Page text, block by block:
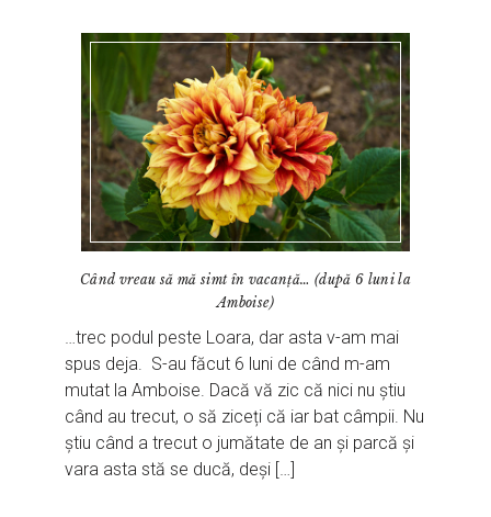
Când vreau să mă simt în vacanță… (după 6 luni la
Amboise)
…trec podul peste Loara, dar asta v-am mai
spus deja. S-au făcut 6 luni de când m-am
mutat la Amboise. Dacă vă zic că nici nu știu
când au trecut, o să ziceți că iar bat câmpii. Nu
știu când a trecut o jumătate de an și parcă și
vara asta stă se ducă, deși […]